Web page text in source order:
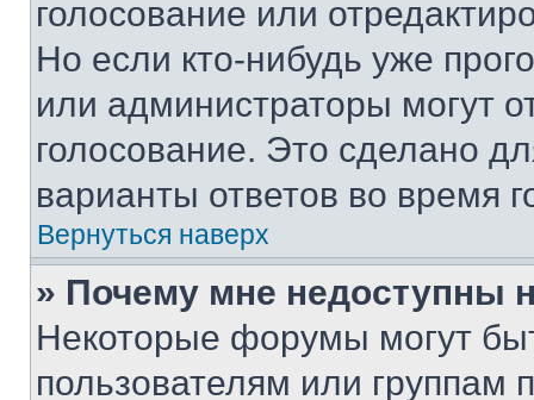
голосование или
Но если кто-нибудь уже
или администраторы могут
голосование. Это сделано
варианты ответов во время
Вернуться наверх
» Почему мне недоступны
Некоторые форумы могут
пользователям или группам